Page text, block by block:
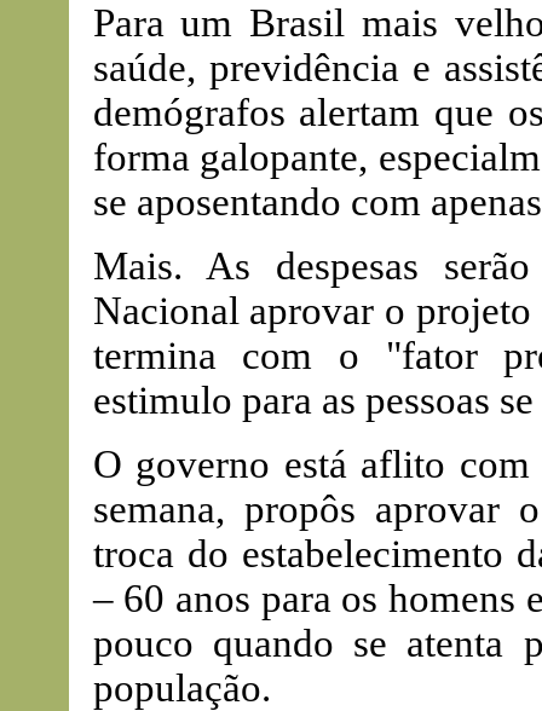
Para um Brasil mais
saúde, previdência e
demógrafos alertam que
forma galopante,
se aposentando com
Mais. As despesas
Nacional aprovar o
termina com o "fator
estimulo para as pessoas
O governo está aflito
semana, propôs
troca do estabelecimento
– 60 anos para os homens
pouco quando se atenta
população.